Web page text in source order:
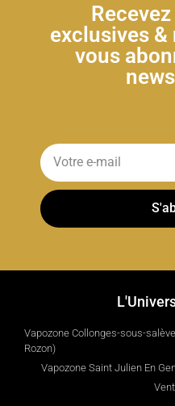
exclusives &
vous
Vapozone Collonges-sous-
Rozon)
Vapozone Saint Julien En